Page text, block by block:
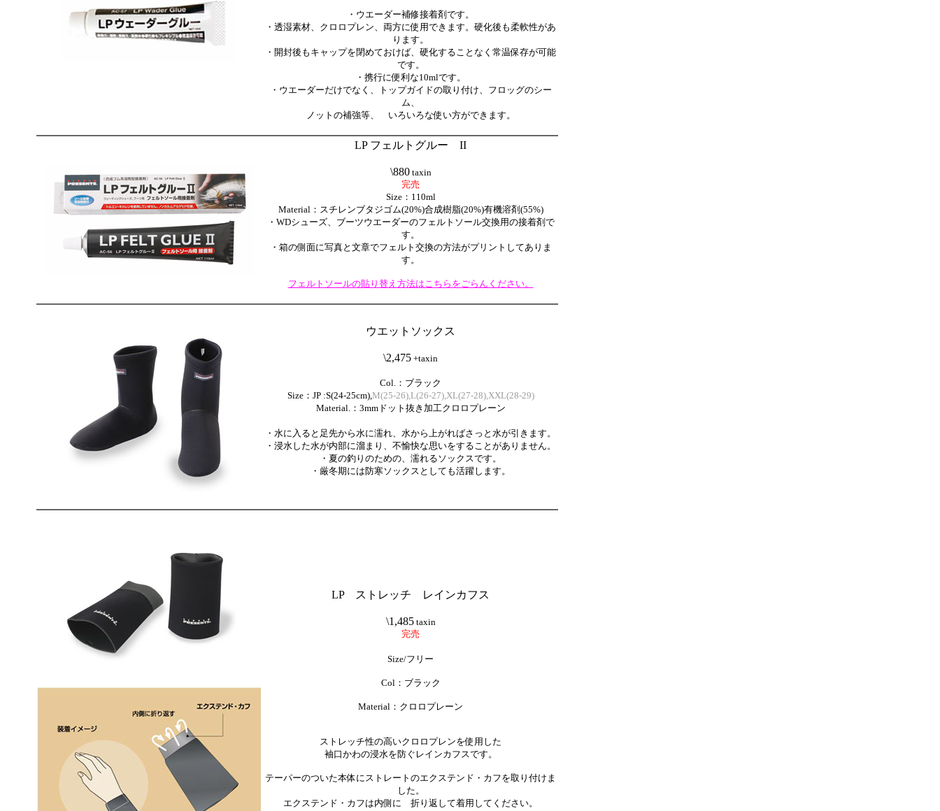
・ウエーダー補修接着剤です。
・透湿素材、クロロプレン、両方に使用できます。硬化後も柔軟性があ
ります。
・開封後もキャップを閉めておけば、硬化することなく常温保存が可能
です。
・携行に便利な10mlです。
・ウエーダーだけでなく、トップガイドの取り付け、フロッグのシー
ム、
ノットの補強等、 いろいろな使い方ができます。
LP フェルトグルー II
\880 taxin
完売
Size：110ml
Material：スチレンブタジゴム(20%)合成樹脂(20%)有機溶剤(55%)
・WDシューズ、ブーツウエーダーのフェルトソール交換用の接着剤で
す。
・箱の側面に写真と文章でフェルト交換の方法がプリントしてありま
す。
フェルトソールの貼り替え方法はこちらをごらんください。
ウエットソックス
\2,475 +taxin
Col.：ブラック
Size：JP :S(24-25cm),M(25-26),L(26-27),XL(27-28),XXL(28-29)
Material.：3mmドット抜き加工クロロプレーン
・水に入ると足先から水に濡れ、水から上がればさっと水が引きます。
・浸水した水が内部に溜まり、不愉快な思いをすることがありません。
・夏の釣りのための、濡れるソックスです。
・厳冬期には防寒ソックスとしても活躍します。
LP ストレッチ レインカフス
\1,485 taxin
完売
Size/フリー
Col：ブラック
Material：クロロプレーン
ストレッチ性の高いクロロプレンを使用した
袖口かわの浸水を防ぐレインカフスです。
テーパーのついた本体にストレートのエクステンド・カフを取り付けま
した。
エクステンド・カフは内側に 折り返して着用してください。